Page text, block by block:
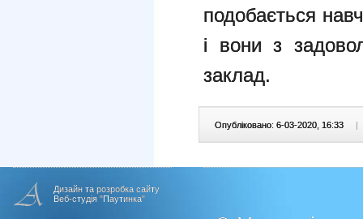
подобається
і вони з
заклад.
Опубліковано: 6-03-2020, 16:33 |
Дизайн та розробка сайту
Веб-студія "Паутинка"